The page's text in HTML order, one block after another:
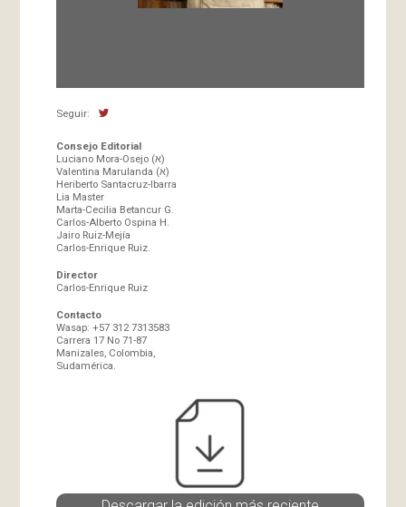
Seguir:
Consejo Editorial
Luciano Mora-Osejo (א)
Valentina Marulanda (א)
Heriberto Santacruz-Ibarra
Lia Master
Marta-Cecilia Betancur G.
Carlos-Alberto Ospina H.
Jairo Ruiz-Mejía
Carlos-Enrique Ruiz.
Director
Carlos-Enrique Ruiz
Contacto
Wasap: +57 312 7313583
Carrera 17 No 71-87
Manizales, Colombia,
Sudamérica.